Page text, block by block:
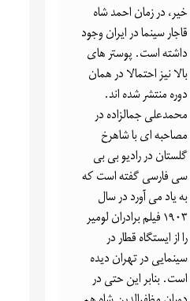
خیر، در زمان احمد شاه
قاجار سینما در ایران وجود
داشته است. پوستر های
بالا نیز احتمالا در همان
دوره منتشر شده اند.
محمدعلی جمالزاده در
مصاحبه ای با شاهرخ
گلستان در رادیو بی بی
سی فارسی گفته است که
به یاد می آورد در سال
۱۹۰۳ فیلم برادران لومیر
را از ایستگاه قطار در
سینمایی در تهران دیده
است. بنابر این حتی در